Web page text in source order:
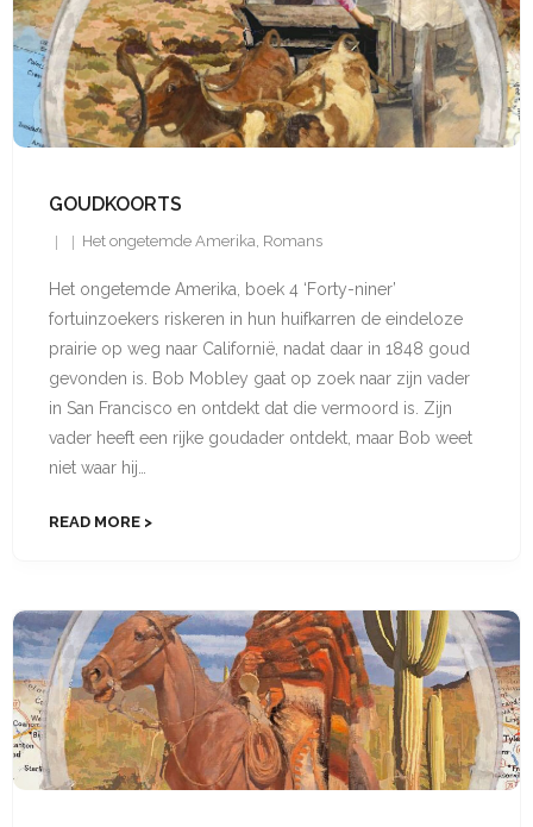
GOUDKOORTS
Het ongetemde Amerika, Romans
Het ongetemde Amerika, boek 4 ‘Forty-niner’
fortuinzoekers riskeren in hun huifkarren de eindeloze
prairie op weg naar Californië, nadat daar in 1848 goud
gevonden is. Bob Mobley gaat op zoek naar zijn vader
in San Francisco en ontdekt dat die vermoord is. Zijn
vader heeft een rijke goudader ontdekt, maar Bob weet
niet waar hij…
READ MORE